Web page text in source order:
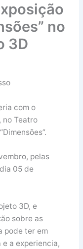
no
3D
com o
no Teatro
pelas
05 de
3D, e
sobre as
pode ter em
a experiencia,